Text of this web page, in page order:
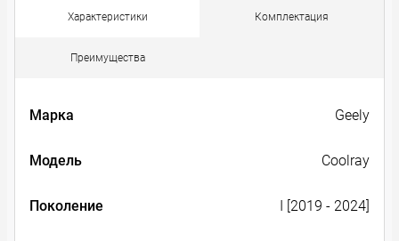
Характеристики Комплектация
Преимущества
Марка Geely
Модель Coolray
Поколение I [2019 - 2024]